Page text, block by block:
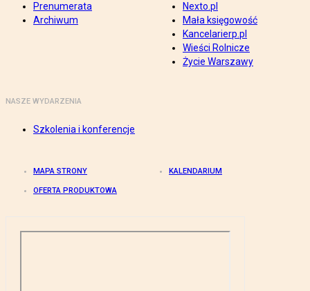
Prenumerata
Archiwum
Nexto.pl
Mała księgowość
Kancelarierp.pl
Wieści Rolnicze
Życie Warszawy
NASZE WYDARZENIA
Szkolenia i konferencje
MAPA STRONY KALENDARIUM
OFERTA PRODUKTOWA